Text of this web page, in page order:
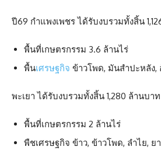
ปี69 กำแพงเพชร ได้รับงบรวมทั้งสิ้น
พื้นที่เกษตรกรรม 3.6 ล้านไร่
พื้นเศรษฐกิจ ข้าวโพด, มันสำปะหลัง,
พะเยา ได้รับงบรวมทั้งสิ้น 1,280 ล้านบาท
พื้นที่เกษตรกรรม 2 ล้านไร่
พืชเศรษฐกิจ ข้าว, ข้าวโพด, ลำไย, ย